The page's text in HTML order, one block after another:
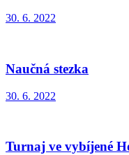
30. 6. 2022
Naučná stezka
30. 6. 2022
Turnaj ve vybíjené